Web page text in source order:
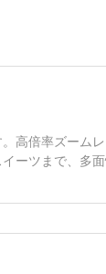
高倍率ズーム
ーツまで、多